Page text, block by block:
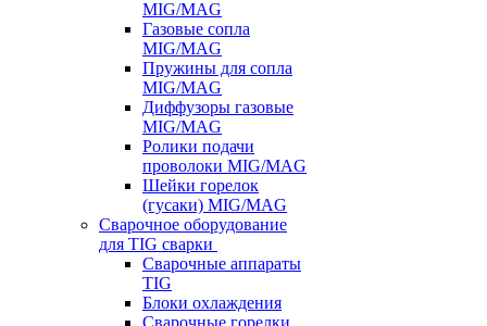
MIG/MAG
Газовые сопла
MIG/MAG
Пружины для сопла
MIG/MAG
Диффузоры газовые
MIG/MAG
Ролики подачи
проволоки MIG/MAG
Шейки горелок
(гусаки) MIG/MAG
Сварочное оборудование
для TIG сварки
Сварочные аппараты
TIG
Блоки охлаждения
Сварочные горелки